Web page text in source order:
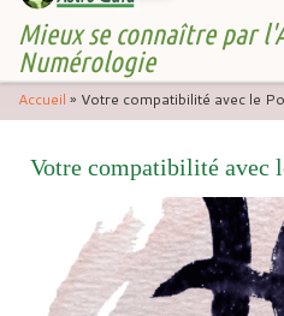
Mieux se connaître par
Numérologie
Accueil » Votre compatibilité avec le
Votre compatibilité avec